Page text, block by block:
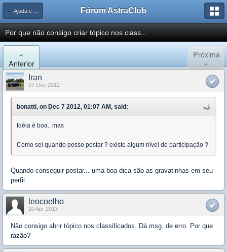
← Ajuda e Suporte Fórum AstraClub
Por que não consigo criar tópico nos class...
«
Anterior
Próxima
»
Iran
07 Dec 2012
bonatti, on Dec 7 2012, 01:07 AM, said:
Idéia é boa.. mas
Como sei quando posso postar ? existe algum nivel de participação ?
Quando conseguir postar... uma boa dica são as gravatinhas em seu
perfil.
leocoelho
20 Apr 2013
Não consigo abrir tópico nos classificados. Dá msg. de erro. Por que
razão?